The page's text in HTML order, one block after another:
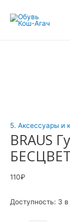
5. Аксессуары и
BRAUS
110₽
Доступность: 3 в
товара